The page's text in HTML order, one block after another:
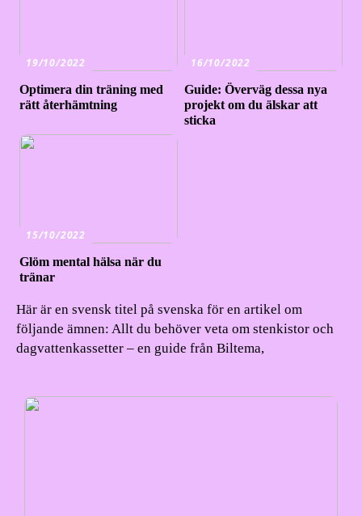
19/10/2022
Optimera din träning med
rätt återhämtning
16/10/2022
Guide: Överväg dessa nya
projekt om du älskar att
sticka
15/10/2022
Glöm mental hälsa när du
tränar
Här är en svensk titel på svenska för en artikel om
följande ämnen: Allt du behöver veta om stenkistor och
dagvattenkassetter – en guide från Biltema,